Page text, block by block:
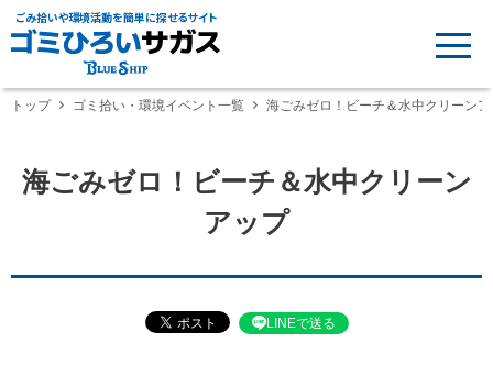
ごみ拾いや環境活動を簡単に探せるサイト
トップ ゴミ拾い・環境イベント一覧 海ごみゼロ！ビーチ＆水中クリーン
海ごみゼロ！ビーチ＆水中クリーン
アップ
LINEで送る